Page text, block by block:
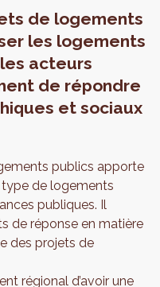
de logements
les logements
acteurs
de répondre
et sociaux
publics apporte
de logements
publiques. Il
de réponse en matière
des projets de
régional d’avoir une